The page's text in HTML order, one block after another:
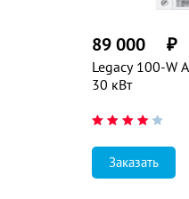
Legacy 100-W
30 кВт
89 000 ₽
Заказать